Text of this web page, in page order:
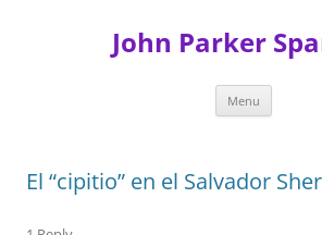
John Parker
Menu
El “cipitio” en el Salvador